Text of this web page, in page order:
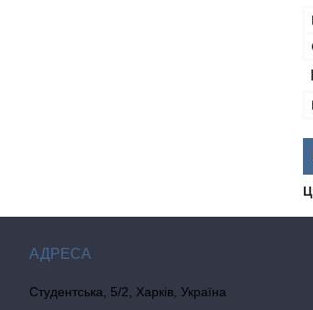
Студентська, 5/2, Харків, Україна